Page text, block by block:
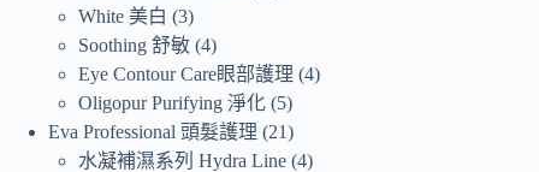
White 美白
3
Soothing 舒敏 4
Eye Contour Care眼部護理 4
Oligopur Purifying 淨化 5
Eva Professional 頭髮護理
21
水凝補濕系列 Hydra Line 4